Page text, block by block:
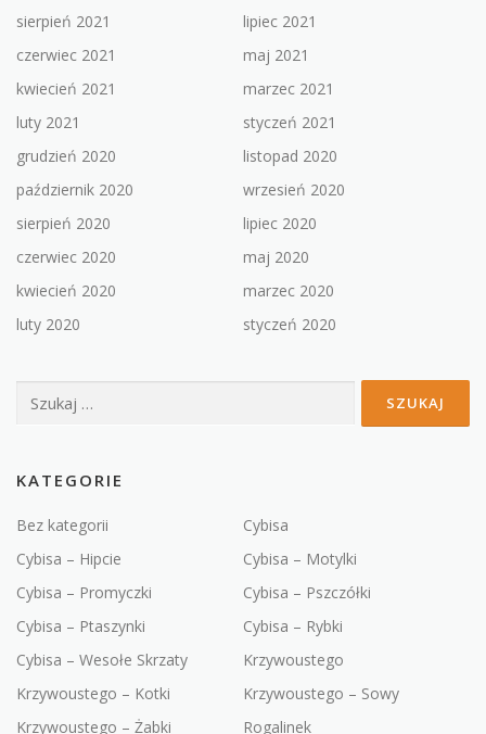
sierpień 2021
lipiec 2021
czerwiec 2021
maj 2021
kwiecień 2021
marzec 2021
luty 2021
styczeń 2021
grudzień 2020
listopad 2020
październik 2020
wrzesień 2020
sierpień 2020
lipiec 2020
czerwiec 2020
maj 2020
kwiecień 2020
marzec 2020
luty 2020
styczeń 2020
Szukaj:
KATEGORIE
Bez kategorii
Cybisa
Cybisa – Hipcie
Cybisa – Motylki
Cybisa – Promyczki
Cybisa – Pszczółki
Cybisa – Ptaszynki
Cybisa – Rybki
Cybisa – Wesołe Skrzaty
Krzywoustego
Krzywoustego – Kotki
Krzywoustego – Sowy
Krzywoustego – Żabki
Rogalinek